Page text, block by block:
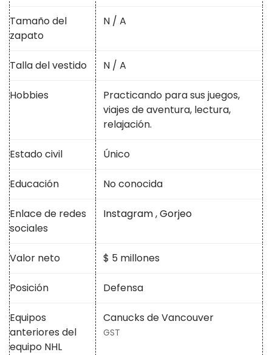
Tamaño del
zapato
N / A
Talla del vestido N / A
Hobbies
Practicando para sus juegos,
viajes de aventura, lectura,
relajación.
Estado civil Único
Educación No conocida
Enlace de redes
sociales
Instagram,Gorjeo
Valor neto $ 5 millones
Posición Defensa
Equipos
anteriores del
equipo NHL
Canucks de Vancouver
GST